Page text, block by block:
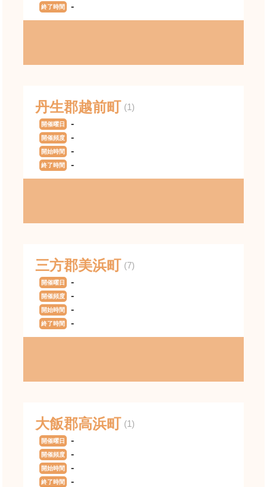
終了時間 -
丹生郡越前町 (1)
開催曜日 -
開催頻度 -
開始時間 -
終了時間 -
三方郡美浜町 (7)
開催曜日 -
開催頻度 -
開始時間 -
終了時間 -
大飯郡高浜町 (1)
開催曜日 -
開催頻度 -
開始時間 -
終了時間 -